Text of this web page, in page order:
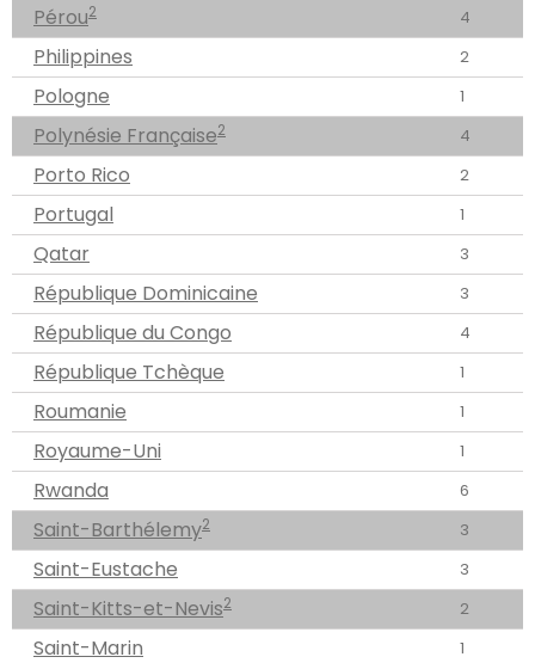
Pérou2 4
Philippines 2
Pologne 1
Polynésie Française2 4
Porto Rico 2
Portugal 1
Qatar 3
République Dominicaine 3
République du Congo 4
République Tchèque 1
Roumanie 1
Royaume-Uni 1
Rwanda 6
Saint-Barthélemy2 3
Saint-Eustache 3
Saint-Kitts-et-Nevis2 2
Saint-Marin 1